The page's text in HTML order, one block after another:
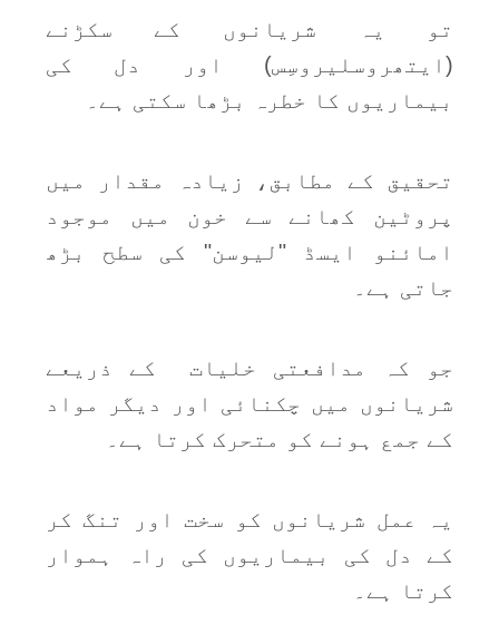
تو یہ شریانوں کے سکڑنے
(ایتھروسلیروسِس) اور دل کی
بیماریوں کا خطرہ بڑھا سکتی ہے۔
تحقیق کے مطابق، زیادہ مقدار میں
پروٹین کھانے سے خون میں موجود
امائنو ایسڈ "لیوسن" کی سطح بڑھ
جاتی ہے۔
جو کہ مدافعتی خلیات کے ذریعے
شریانوں میں چکنائی اور دیگر مواد
کے جمع ہونے کو متحرک کرتا ہے۔
یہ عمل شریانوں کو سخت اور تنگ کر
کے دل کی بیماریوں کی راہ ہموار
کرتا ہے۔